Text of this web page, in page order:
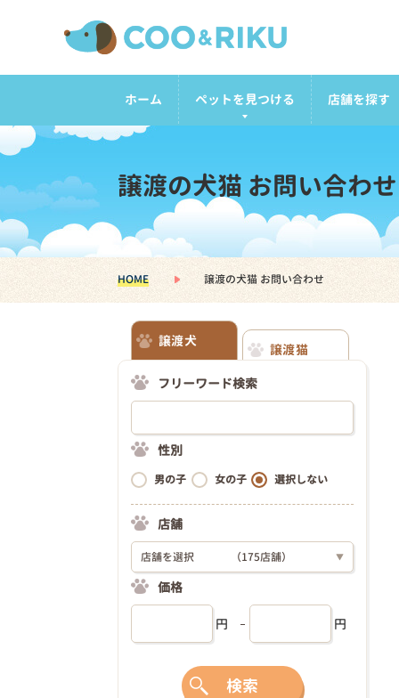
ホーム ペットを見つける 店舗を探す
譲渡の犬猫 お問い合わせ
HOME 譲渡の犬猫 お問い合わせ
譲渡犬
譲渡猫
フリーワード検索
性別
男の子 女の子 選択しない
店舗
店舗を選択 （175店舗） ▼
価格
円 円
検索